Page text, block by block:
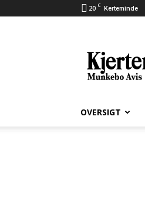
20 C Kerteminde
Avis
OVERSIGT